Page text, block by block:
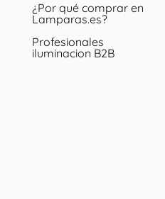
¿Por qué comprar en
Lamparas.es?
Profesionales
iluminacion B2B